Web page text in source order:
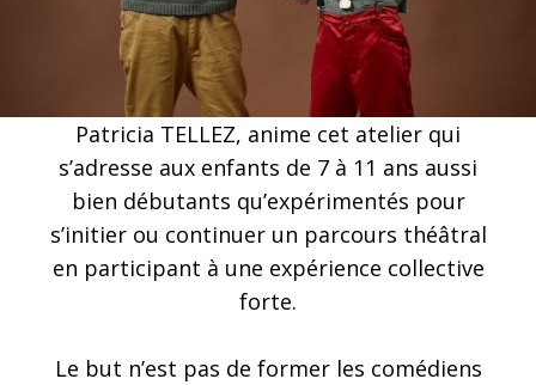
Patricia TELLEZ, anime cet atelier qui
s’adresse aux enfants de 7 à 11 ans aussi
bien débutants qu’expérimentés pour
s’initier ou continuer un parcours théâtral
en participant à une expérience collective
forte.
Le but n’est pas de former les comédiens